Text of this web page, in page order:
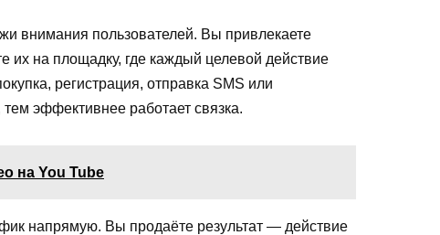
внимания пользователей. Вы привлекаете
их на площадку, где каждый целевой действие
регистрация, отправка SMS или
эффективнее работает связка.
на You Tube
напрямую. Вы продаёте результат — действие